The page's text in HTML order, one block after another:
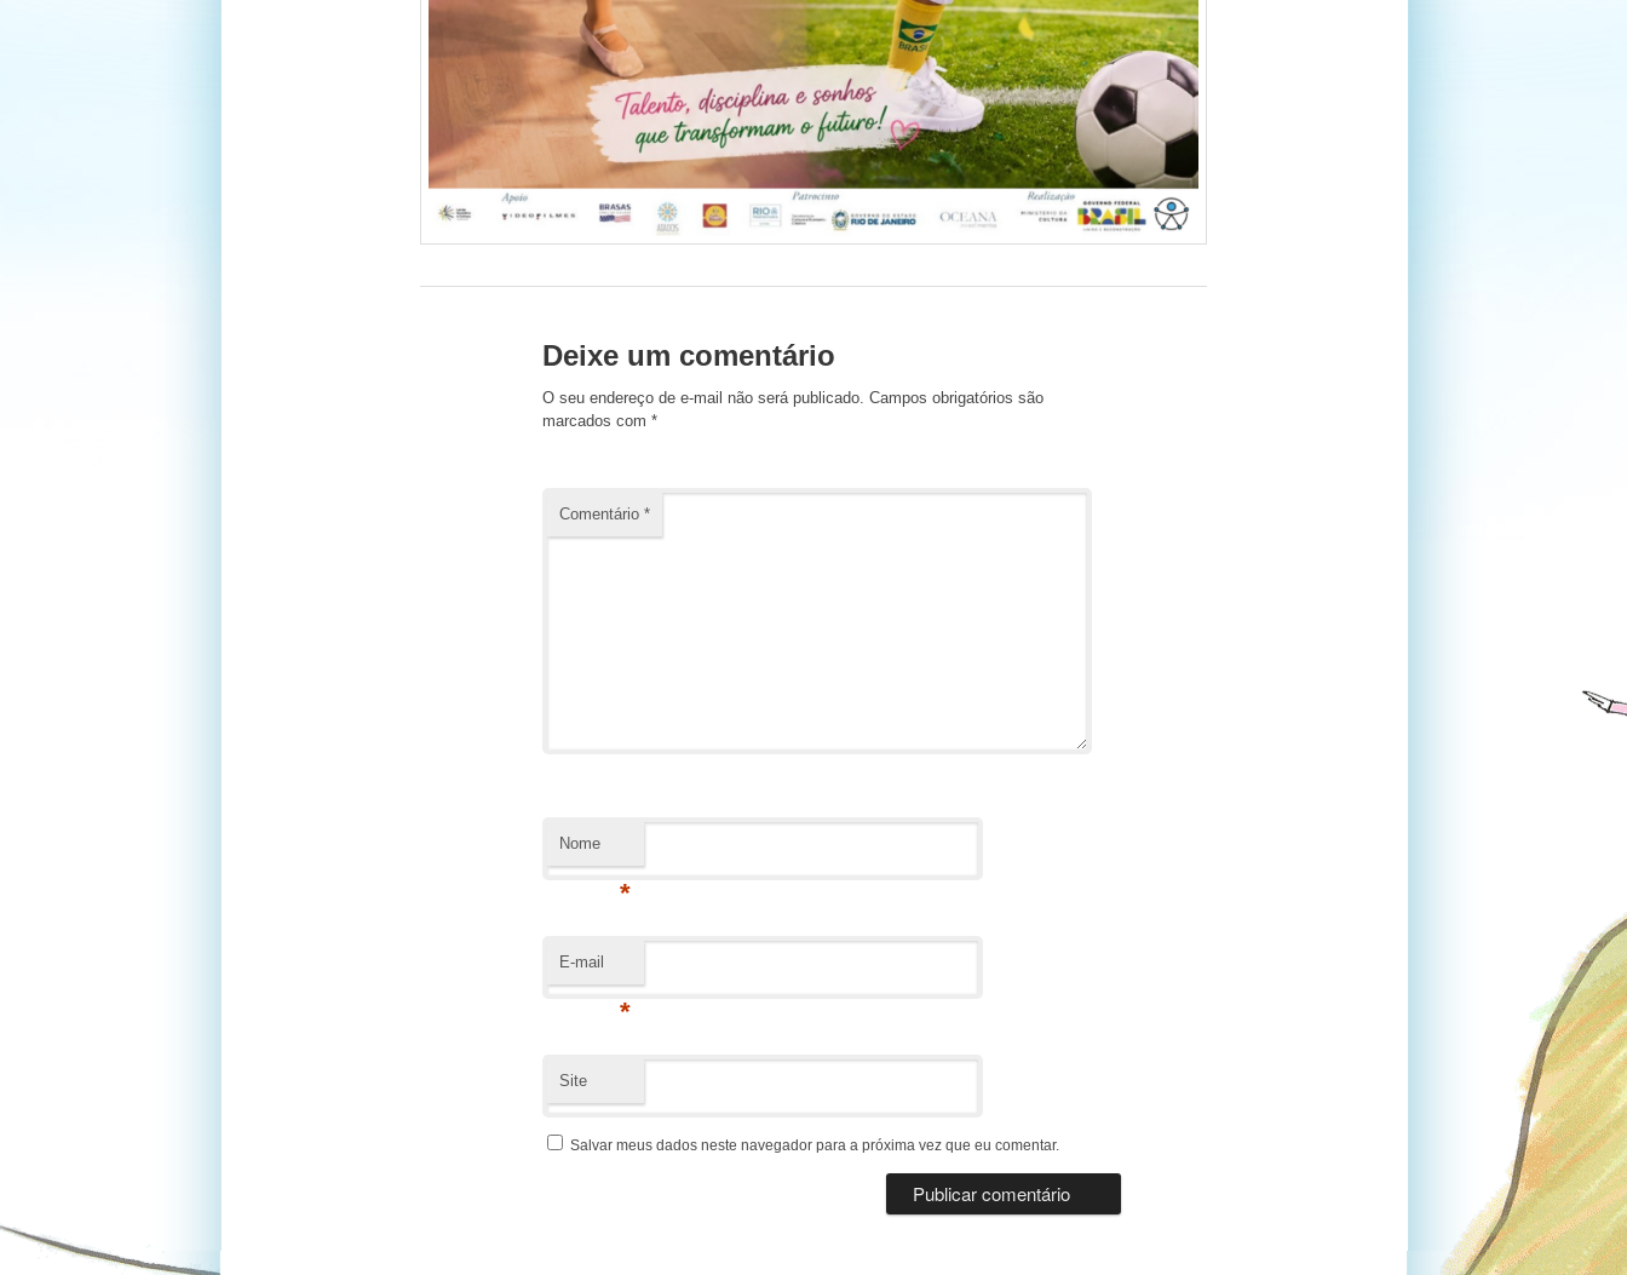
Deixe um comentário
O seu endereço de e-mail não será publicado. Campos obrigatórios são
marcados com*
Comentário*
Nome
*
E-mail
*
Site
Salvar meus dados neste navegador para a próxima vez que eu comentar.